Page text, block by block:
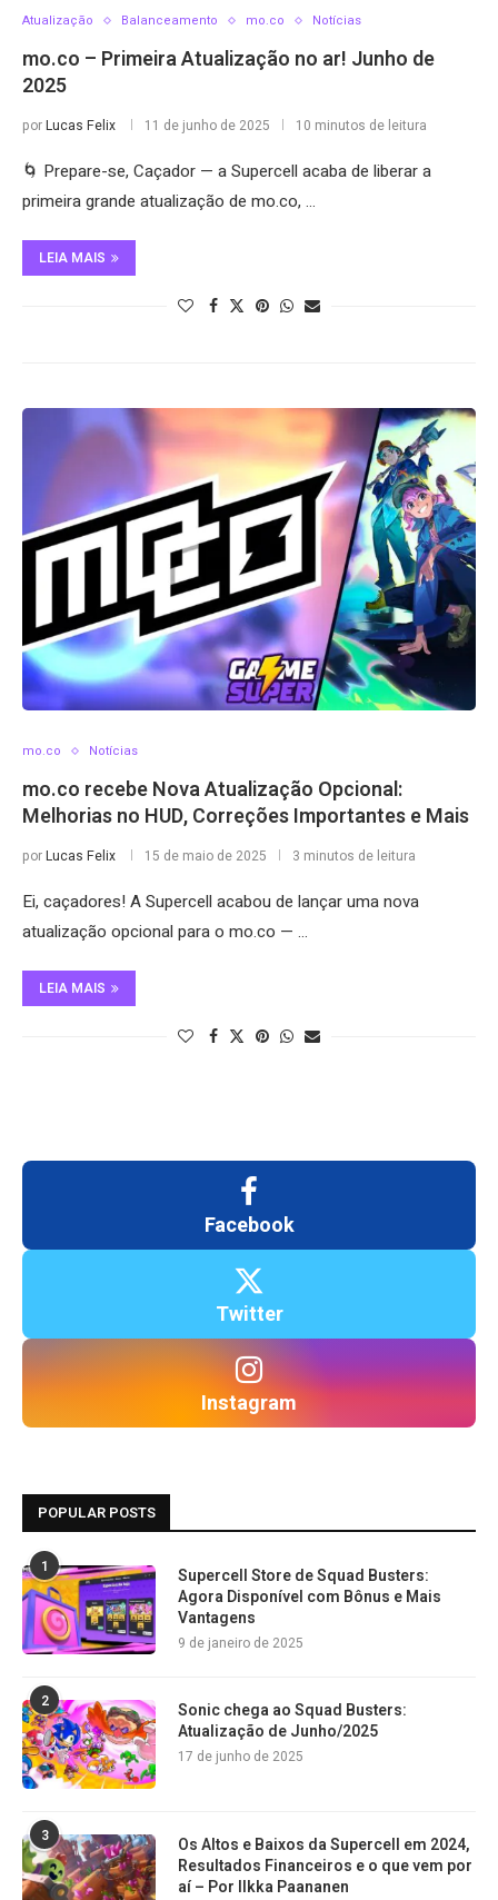
Atualização Balanceamento mo.co Notícias
mo.co – Primeira Atualização no ar! Junho de
2025
porLucas Felix 11 de junho de 2025 10 minutos de leitura
🌀 Prepare-se, Caçador — a Supercell acaba de liberar a
primeira grande atualização de mo.co, …
LEIA MAIS
mo.co Notícias
mo.co recebe Nova Atualização Opcional:
Melhorias no HUD, Correções Importantes e Mais
porLucas Felix 15 de maio de 2025 3 minutos de leitura
Ei, caçadores! A Supercell acabou de lançar uma nova
atualização opcional para o mo.co — …
LEIA MAIS
Facebook
Twitter
Instagram
POPULAR POSTS
1
Supercell Store de Squad Busters:
Agora Disponível com Bônus e Mais
Vantagens
9 de janeiro de 2025
2
Sonic chega ao Squad Busters:
Atualização de Junho/2025
17 de junho de 2025
3
Os Altos e Baixos da Supercell em 2024,
Resultados Financeiros e o que vem por
aí – Por Ilkka Paananen